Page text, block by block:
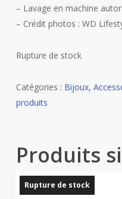
– Lavage en machine
– Crédit photos : WD
Rupture de stock
Catégories : Bijoux,
produits
Produits
Rupture de stock